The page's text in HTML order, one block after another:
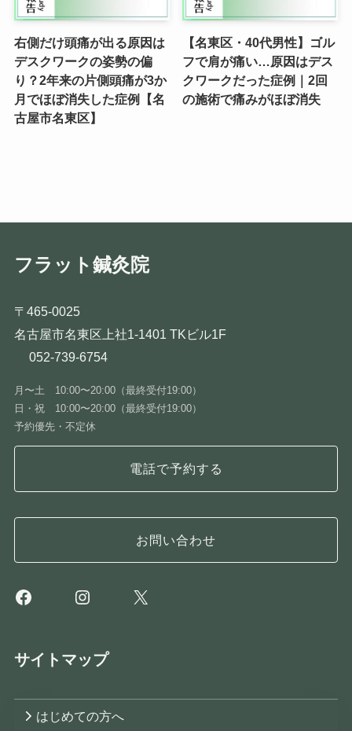
右側だけ頭痛が出る原因は
デスクワークの姿勢の偏
り？2年来の片側頭痛が3か
月でほぼ消失した症例【名
古屋市名東区】
【名東区・40代男性】ゴル
フで肩が痛い…原因はデス
クワークだった症例｜2回
の施術で痛みがほぼ消失
フラット鍼灸院
〒465-0025
名古屋市名東区上社1-1401 TKビル1F
052-739-6754
月〜土 10:00〜20:00（最終受付19:00）
日・祝 10:00〜20:00（最終受付19:00）
予約優先・不定休
電話で予約する
お問い合わせ
FacebookInstagram
X
サイトマップ
はじめての方へ